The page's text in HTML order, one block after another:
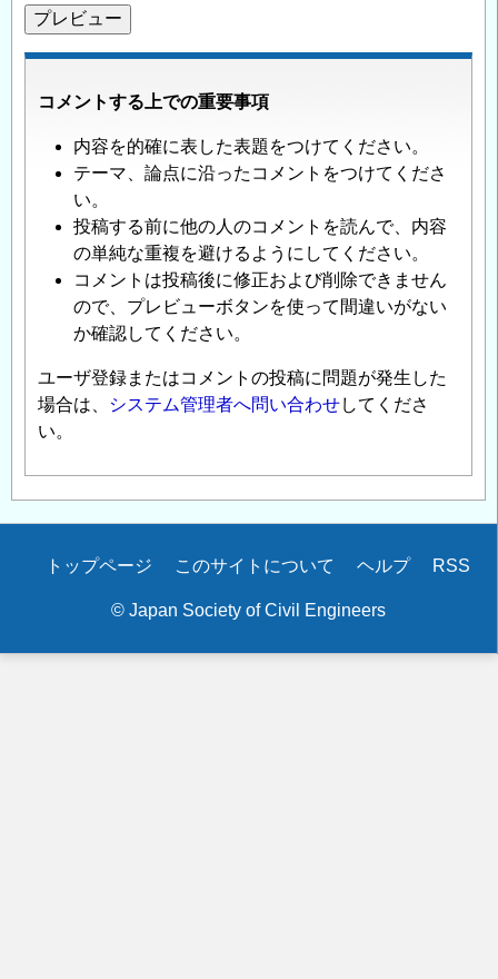
コメントする上での重要事項
内容を的確に表した表題をつけてください。
テーマ、論点に沿ったコメントをつけてくださ
い。
投稿する前に他の人のコメントを読んで、内容
の単純な重複を避けるようにしてください。
コメントは投稿後に修正および削除できません
ので、プレビューボタンを使って間違いがない
か確認してください。
ユーザ登録またはコメントの投稿に問題が発生した
場合は、
システム管理者へ問い合わせしてくださ
い。
Secondary
トップページ このサイトについて ヘルプ RSS
© Japan Society of Civil Engineers